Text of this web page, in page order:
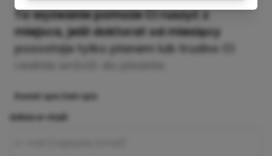
To wyzwanie pomoże Ci ruszyć z
miejsca, jeśli doktorat od miesięcy
pozostaje tylko planem lub trudno Ci
Rozwiń opis Zwiń opis
Adres e-mail